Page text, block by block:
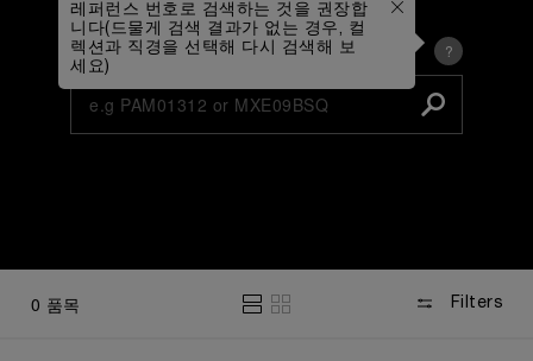
레퍼런스 번호로 검색
컬렉션 및 직경 기준
시계 또는 스트랩 레퍼런스 입력 ?
레퍼런스 번호로 검색하는 것을 권장합
니다(드물게 검색 결과가 없는 경우, 컬
렉션과 직경을 선택해 다시 검색해 보
세요)
0 품목 Filters